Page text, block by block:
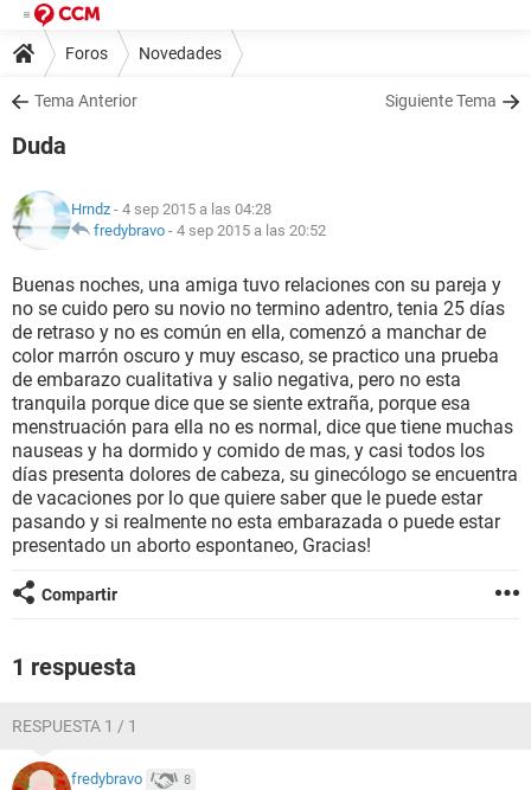
Foros Novedades
Tema Anterior Siguiente Tema
Duda
Hrndz - 4 sep 2015 a las 04:28
fredybravo - 4 sep 2015 a las 20:52
Buenas noches, una amiga tuvo relaciones con su pareja y
no se cuido pero su novio no termino adentro, tenia 25 días
de retraso y no es común en ella, comenzó a manchar de
color marrón oscuro y muy escaso, se practico una prueba
de embarazo cualitativa y salio negativa, pero no esta
tranquila porque dice que se siente extraña, porque esa
menstruación para ella no es normal, dice que tiene muchas
nauseas y ha dormido y comido de mas, y casi todos los
días presenta dolores de cabeza, su ginecólogo se encuentra
de vacaciones por lo que quiere saber que le puede estar
pasando y si realmente no esta embarazada o puede estar
presentado un aborto espontaneo, Gracias!
Compartir
1 respuesta
RESPUESTA 1 / 1
fredybravo 8